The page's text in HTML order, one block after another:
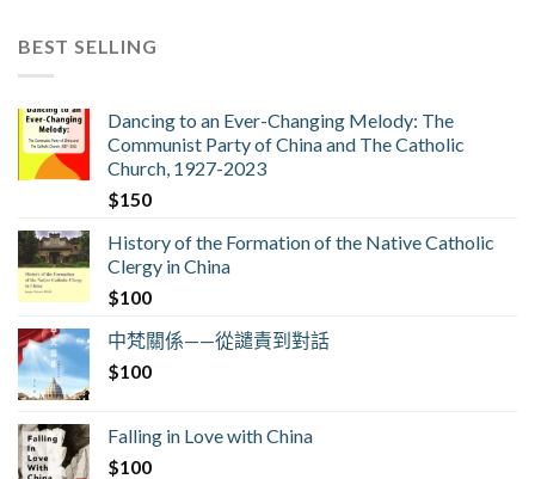
BEST SELLING
Dancing to an Ever-Changing Melody: The
Communist Party of China and The Catholic
Church, 1927-2023
$150
History of the Formation of the Native Catholic
Clergy in China
$100
中梵關係——從譴責到對話
$100
Falling in Love with China
$100